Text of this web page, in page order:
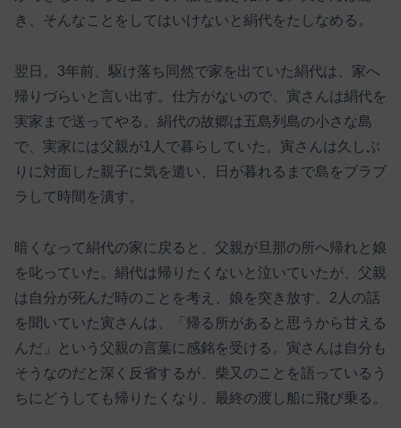
き、そんなことをしてはいけないと絹代をたしなめる。
翌日。3年前、駆け落ち同然で家を出ていた絹代は、家へ
帰りづらいと言い出す。仕方がないので、寅さんは絹代を
実家まで送ってやる。絹代の故郷は五島列島の小さな島
で、実家には父親が1人で暮らしていた。寅さんは久しぶ
りに対面した親子に気を遣い、日が暮れるまで島をブラブ
ラして時間を潰す。
暗くなって絹代の家に戻ると、父親が旦那の所へ帰れと娘
を叱っていた。絹代は帰りたくないと泣いていたが、父親
は自分が死んだ時のことを考え、娘を突き放す。2人の話
を聞いていた寅さんは、「帰る所があると思うから甘える
んだ」という父親の言葉に感銘を受ける。寅さんは自分も
そうなのだと深く反省するが、柴又のことを語っているう
ちにどうしても帰りたくなり、最終の渡し船に飛び乗る。